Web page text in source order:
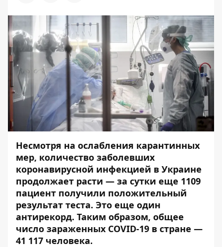
Несмотря на ослабления карантинных
мер, количество заболевших
коронавирусной инфекцией в Украине
продолжает расти — за сутки еще 1109
пациент получили положительный
результат теста. Это еще один
антирекорд. Таким образом, общее
число зараженных COVID-19 в стране —
41 117 человека.